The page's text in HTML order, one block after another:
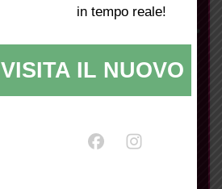
in tempo reale!
VISITA IL NUOVO